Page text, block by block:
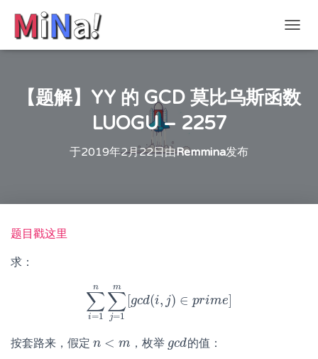
换
【题解】YY 的 GCD 莫比乌斯函数
LUOGU – 2257
于2019年2月22日由Remmina发布
题目戳这里
求：
∑
i=1
n ∑
j=1
m
[gcd(i, j) ∈ prime]
∑i 1n =1m[g c d (i,j )∈prime
按套路来，假定 n < m
n<m ，枚举 gcd
gcd的值：